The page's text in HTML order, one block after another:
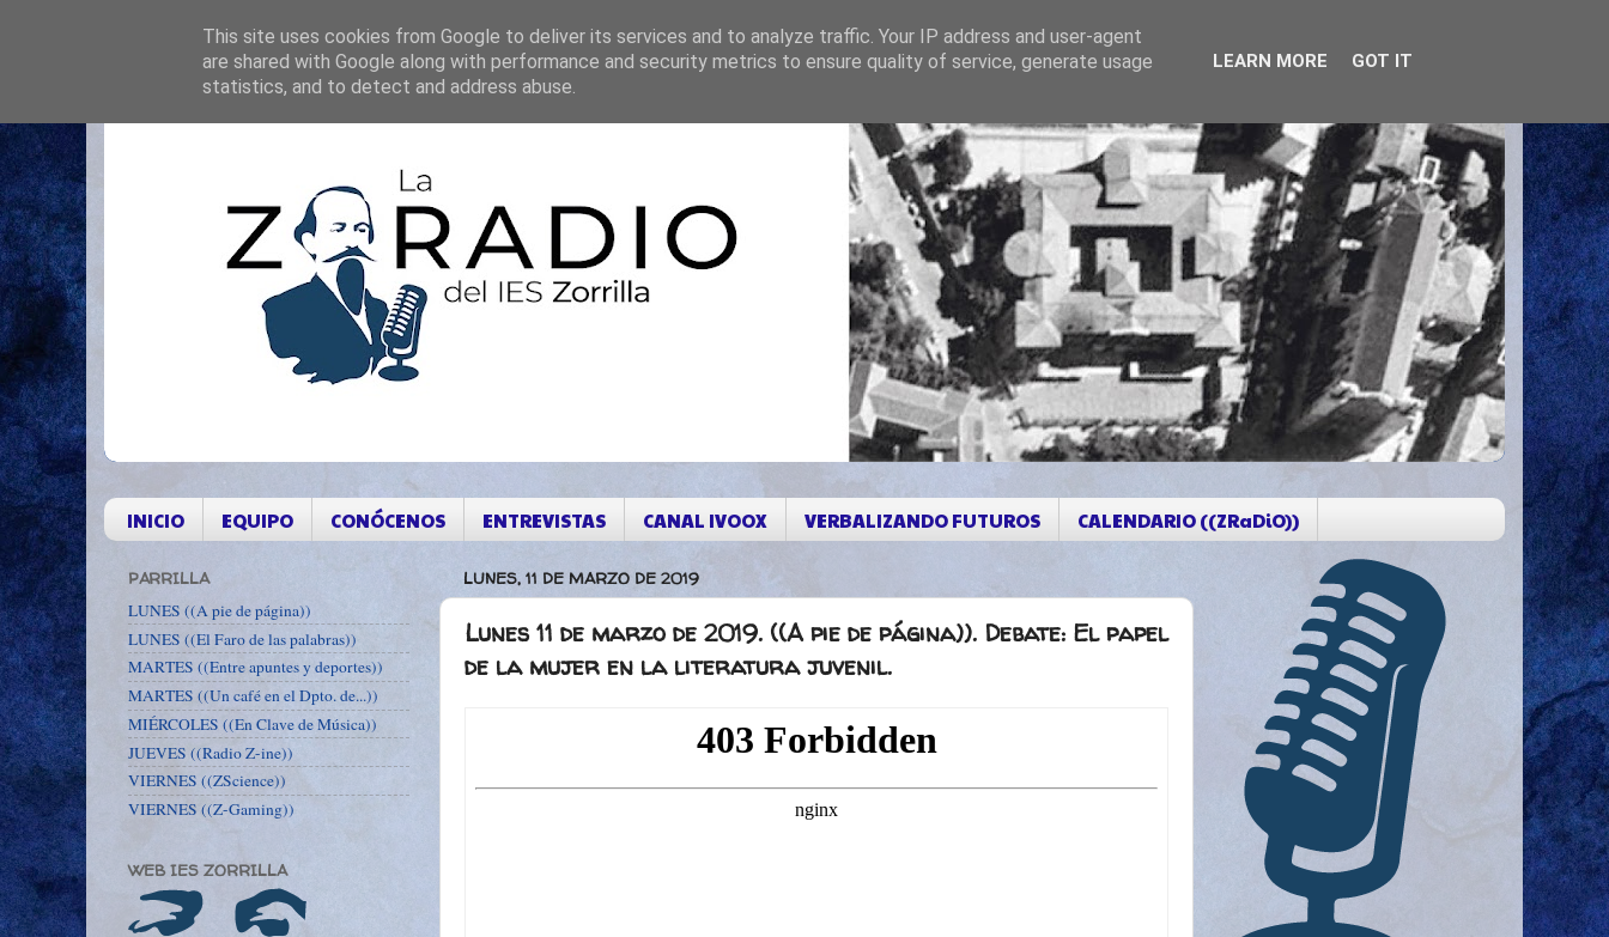
INICIO EQUIPO CONÓCENOS ENTREVISTAS CANAL IVOOX VERBALIZANDO FUTUROS CALENDARIO ((ZRaDiO))
LUNES, 11 DE MARZO DE 2019
Lunes 11 de marzo de 2019. ((A pie de página)). Debate: El papel
de la mujer en la literatura juvenil.
PARRILLA
LUNES ((A pie de página))
LUNES ((El Faro de las palabras))
MARTES ((Entre apuntes y deportes))
MARTES ((Un café en el Dpto. de...))
MIÉRCOLES ((En Clave de Música))
JUEVES ((Radio Z-ine))
VIERNES ((ZScience))
VIERNES ((Z-Gaming))
WEB IES ZORRILLA
This site uses cookies from Google to deliver its services and to analyze traffic. Your IP address and user-agent
are shared with Google along with performance and security metrics to ensure quality of service, generate usage
statistics, and to detect and address abuse.
LEARN MORE GOT IT